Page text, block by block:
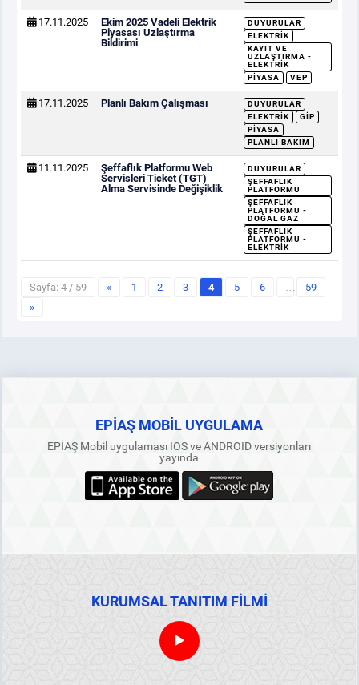
17.11.2025
Ekim 2025 Vadeli Elektrik
Piyasası Uzlaştırma
Bildirimi
DUYURULAR
ELEKTRIK
KAYIT VE
UZLAŞTIRMA -
ELEKTRIK
PIYASA
VEP
17.11.2025 Planlı Bakım Çalışması
DUYURULAR
ELEKTRIK
GİP
PIYASA
PLANLI BAKIM
11.11.2025
Şeffaflık Platformu Web
Servisleri Ticket (TGT)
Alma Servisinde Değişiklik
DUYURULAR
ŞEFFAFLIK
PLATFORMU
ŞEFFAFLIK
PLATFORMU -
DOĞAL GAZ
ŞEFFAFLIK
PLATFORMU -
ELEKTRIK
Sayfa: 4 / 59 « 1 2 3 4 5 6 …
59
»
EPİAŞ MOBİL UYGULAMA
EPİAŞ Mobil uygulaması IOS ve ANDROID versiyonları
yayında
KURUMSAL TANITIM FİLMİ